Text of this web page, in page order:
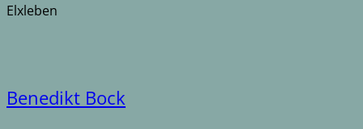
Elxleben
Benedikt Bock